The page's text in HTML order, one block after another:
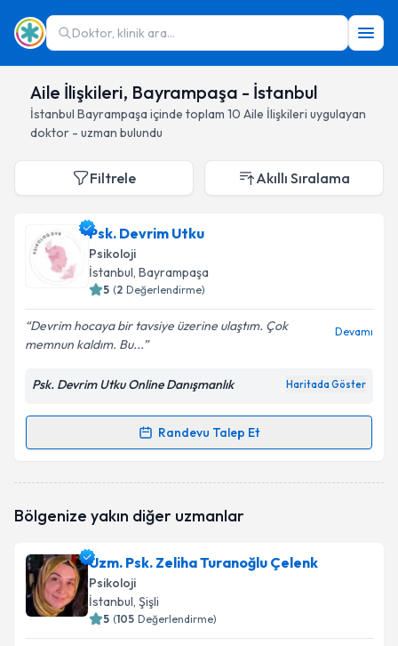
Doktor, klinik ara...
Aile İlişkileri, Bayrampaşa - İstanbul
İstanbul Bayrampaşa içinde toplam 10 Aile İlişkileri uygulayan
doktor - uzman bulundu
Filtrele Akıllı Sıralama
Psk. Devrim Utku
Psikoloji
İstanbul, Bayrampaşa
5 (2 Değerlendirme)
Devrim hocaya bir tavsiye üzerine ulaştım. Çok
memnun kaldım. Bu...
Devamı
Psk. Devrim Utku Online Danışmanlık Haritada Göster
Randevu Talep Et
Randevu Takvimi Talebi
oluşturun. Size bu uzmandan randevu almanız için bir
E-posta Adresiniz
Bölgenize yakın diğer uzmanlar
Uzm. Psk. Zeliha Turanoğlu Çelenk
Psikoloji
İstanbul, Şişli
5 (105 Değerlendirme)